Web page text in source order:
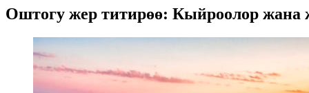
Оштогу жер титирөө: Кыйроолор жана